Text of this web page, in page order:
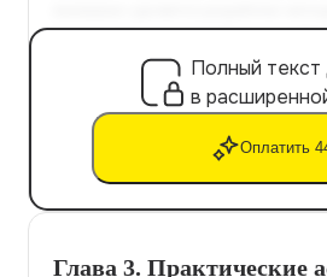
Полный текст
в
Оплатить
Глава 3. Практические